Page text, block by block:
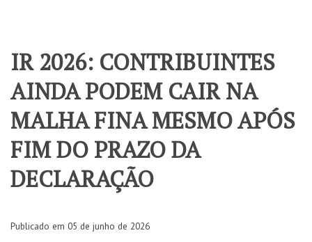
IR 2026: CONTRIBUINTES
AINDA PODEM CAIR NA
MALHA FINA MESMO APÓS
FIM DO PRAZO DA
DECLARAÇÃO
Publicado em 05 de junho de 2026